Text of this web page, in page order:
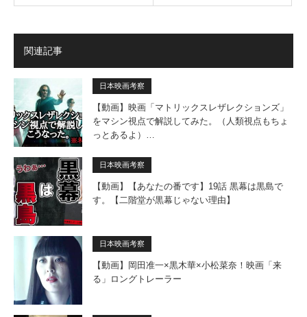
関連記事
日本映画考察
【動画】映画「マトリックスレザレクションズ」
をマシン視点で解説してみた。（人類視点もちょ
っとあるよ）…
日本映画考察
【動画】【あなたの番です】19話 黒幕は黒島で
す。【二階堂が黒幕じゃない理由】
日本映画考察
【動画】岡田准一×黒木華×小松菜奈！映画「来
る」ロングトレーラー